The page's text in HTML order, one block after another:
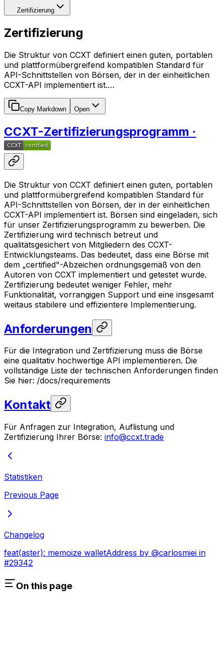
Zertifizierung
Zertifizierung
Die Struktur von CCXT definiert einen guten, portablen
und plattformübergreifend kompatiblen Standard für
API-Schnittstellen von Börsen, der in der einheitlichen
CCXT-API implementiert ist.…
Copy Markdown Open
CCXT-Zertifizierungsprogramm ·
Die Struktur von CCXT definiert einen guten, portablen
und plattformübergreifend kompatiblen Standard für
API-Schnittstellen von Börsen, der in der einheitlichen
CCXT-API implementiert ist. Börsen sind eingeladen, sich
für unser Zertifizierungsprogramm zu bewerben. Die
Zertifizierung wird technisch betreut und
qualitätsgesichert von Mitgliedern des CCXT-
Entwicklungsteams. Das bedeutet, dass eine Börse mit
dem „certified"-Abzeichen ordnungsgemäß von den
Autoren von CCXT implementiert und getestet wurde.
Zertifizierung bedeutet weniger Fehler, mehr
Funktionalität, vorrangigen Support und eine insgesamt
weitaus stabilere und effizientere Implementierung.
Anforderungen
Für die Integration und Zertifizierung muss die Börse
eine qualitativ hochwertige API implementieren. Die
vollständige Liste der technischen Anforderungen finden
Sie hier: /docs/requirements
Kontakt
Für Anfragen zur Integration, Auflistung und
Zertifizierung Ihrer Börse: info@ccxt.trade
Statistiken
Previous Page
Changelog
feat(aster): memoize walletAddress by @carlosmiei in
#29342
On this page